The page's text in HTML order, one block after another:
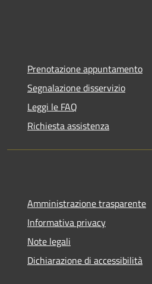
Prenotazione appuntamento
Segnalazione disservizio
Leggi le FAQ
Richiesta assistenza
Amministrazione trasparente
Informativa privacy
Note legali
Dichiarazione di accessibilità